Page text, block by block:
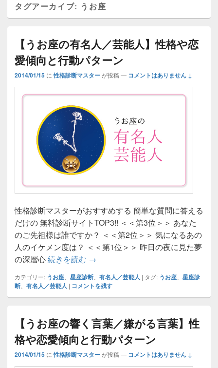
タグアーカイブ: うお座
【うお座の有名人／芸能人】性格や恋
愛傾向と行動パターン
2014/01/15 に 性格診断マスターが投稿 — コメントはありません ↓
性格診断マスターがおすすめする 簡単な質問に答える
だけの 無料診断サイトTOP3!! ＜＜第3位＞＞ あなた
のご先祖様は誰ですか？ ＜＜第2位＞＞ 気になるあの
人のイケメン度は？ ＜＜第1位＞＞ 昨日の夜に見た夢
の深層心続きを読む 【うお座の有名人／芸能人】性格や
→
カテゴリー: うお座 星座診断 有名人／芸能人 | タグ: うお座
星座診
断
有名人／芸能人 | コメントを残す
【うお座の響く言葉／嫌がる言葉】性
格や恋愛傾向と行動パターン
2014/01/15 に 性格診断マスターが投稿 — コメントはありません ↓